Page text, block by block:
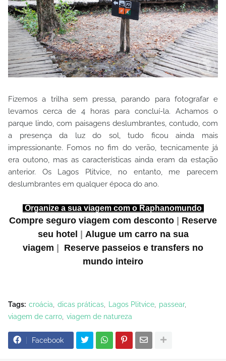
Fizemos a trilha sem pressa, parando para fotografar e
levamos cerca de 4 horas para concluí-la. Achamos o
parque lindo, com paisagens deslumbrantes, contudo, com
a presença da luz do sol, tudo ficou ainda mais
impressionante. Fomos no fim do verão, tecnicamente já
era outono, mas as características ainda eram da estação
anterior. Os Lagos Plitvice, no entanto, me parecem
deslumbrantes em qualquer época do ano.
Organize a sua viagem com o Raphanomundo
Compre seguro viagem com desconto | Reserve
seu hotel | Alugue um carro na sua
viagem | Reserve passeios e transfers no
mundo inteiro
Tags: croácia dicas práticas Lagos Plitvice
passear
viagem de carro viagem de natureza
Facebook